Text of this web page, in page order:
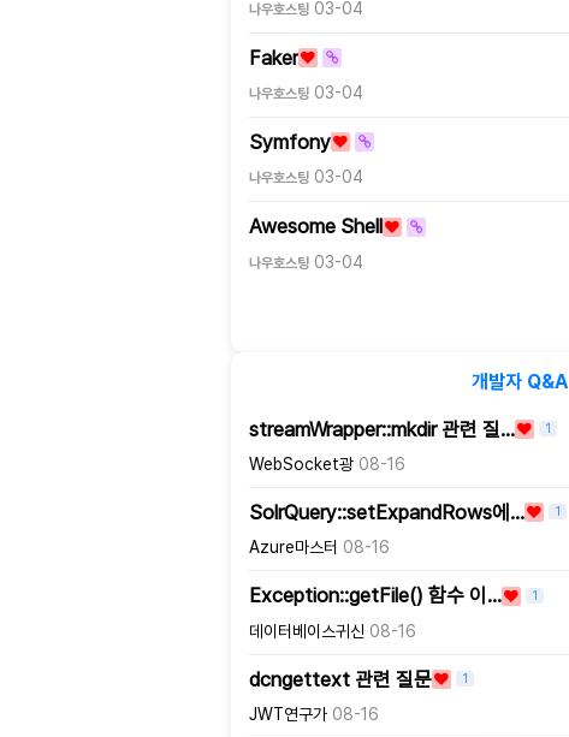
나우호스팅 03-04
Faker
나우호스팅 03-04
Symfony
나우호스팅 03-04
Awesome Shell
나우호스팅 03-04
개발자 Q&A
streamWrapper::mkdir 관련 질… 1
WebSocket광 08-16
SolrQuery::setExpandRows에… 1
Azure마스터 08-16
Exception::getFile() 함수 이… 1
데이터베이스귀신 08-16
dcngettext 관련 질문 1
JWT연구가 08-16